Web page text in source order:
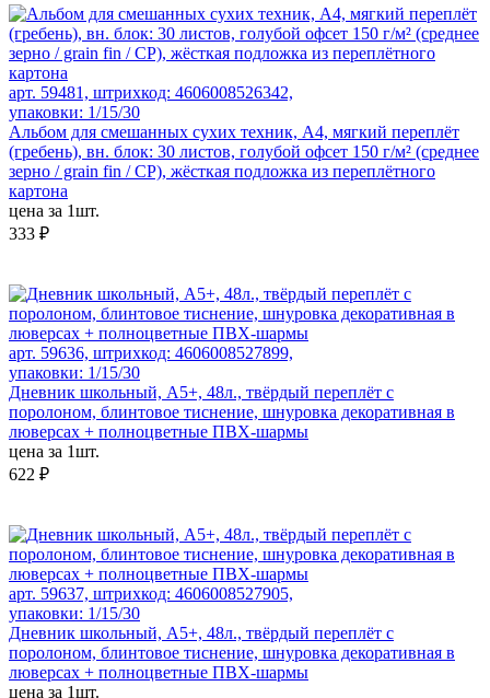
арт. 59481, штрихкод: 4606008526342,
упаковки: 1/15/30
Альбом для смешанных сухих техник, А4, мягкий переплёт
(гребень), вн. блок: 30 листов, голубой офсет 150 г/м² (среднее
зерно / grain fin / CP), жёсткая подложка из переплётного
картона
цена за 1шт.
333 ₽
арт. 59636, штрихкод: 4606008527899,
упаковки: 1/15/30
Дневник школьный, А5+, 48л., твёрдый переплёт с
поролоном, блинтовое тиснение, шнуровка декоративная в
люверсах + полноцветные ПВХ-шармы
цена за 1шт.
622 ₽
арт. 59637, штрихкод: 4606008527905,
упаковки: 1/15/30
Дневник школьный, А5+, 48л., твёрдый переплёт с
поролоном, блинтовое тиснение, шнуровка декоративная в
люверсах + полноцветные ПВХ-шармы
цена за 1шт.